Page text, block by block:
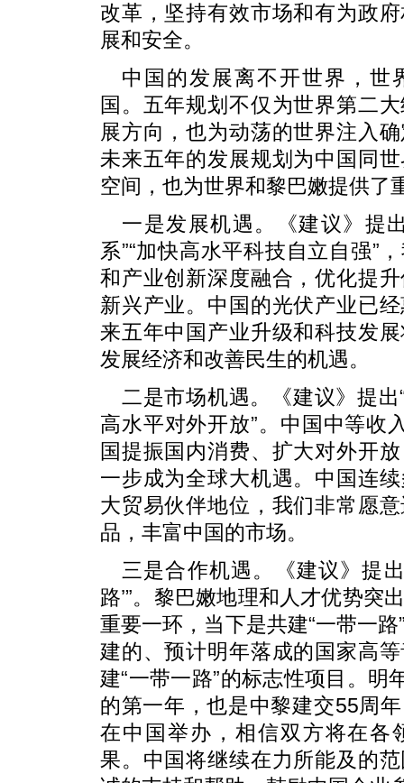
改革，坚持有效市场和有为政
展和安全。
中国的发展离不开世界，世
国。五年规划不仅为世界第二
展方向，也为动荡的世界注入
未来五年的发展规划为中国同
空间，也为世界和黎巴嫩提供了
一是发展机遇。《建议》提
系”“加快高水平科技自立自强”
和产业创新深度融合，优化提
新兴产业。中国的光伏产业已
来五年中国产业升级和科技发
发展经济和改善民生的机遇。
二是市场机遇。《建议》提出
高水平对外开放”。中国中等收
国提振国内消费、扩大对外开
一步成为全球大机遇。中国连
大贸易伙伴地位，我们非常愿
品，丰富中国的市场。
三是合作机遇。《建议》提
路’”。黎巴嫩地理和人才优势突
重要一环，当下是共建“一带一
建的、预计明年落成的国家高
建“一带一路”的标志性项目。明
的第一年，也是中黎建交55周
在中国举办，相信双方将在各
果。中国将继续在力所能及的